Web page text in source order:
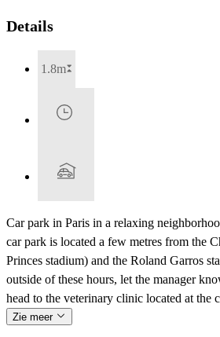
Details
1.8m
Car park in Paris in a relaxing
car park is located a few metres from the
Princes stadium) and the Roland Garros
outside of these hours, let the manager
head to the veterinary clinic located at the
Zie meer